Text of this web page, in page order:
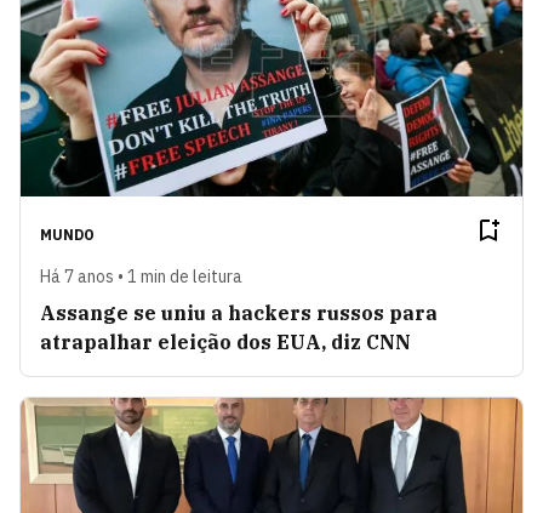
MUNDO
Há 7 anos • 1 min de leitura
Assange se uniu a hackers russos para
atrapalhar eleição dos EUA, diz CNN